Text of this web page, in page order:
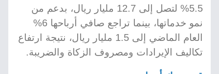
5.5% لتصل إلى 12.7 مليار ريال، بدعم من
نمو خدماتها، بينما تراجع صافي أرباحها 6%
العام الماضي إلى 1.5 مليار ريال، نتيجة ارتفاع
تكاليف الإيرادات ومصروف الزكاة والضريبة.